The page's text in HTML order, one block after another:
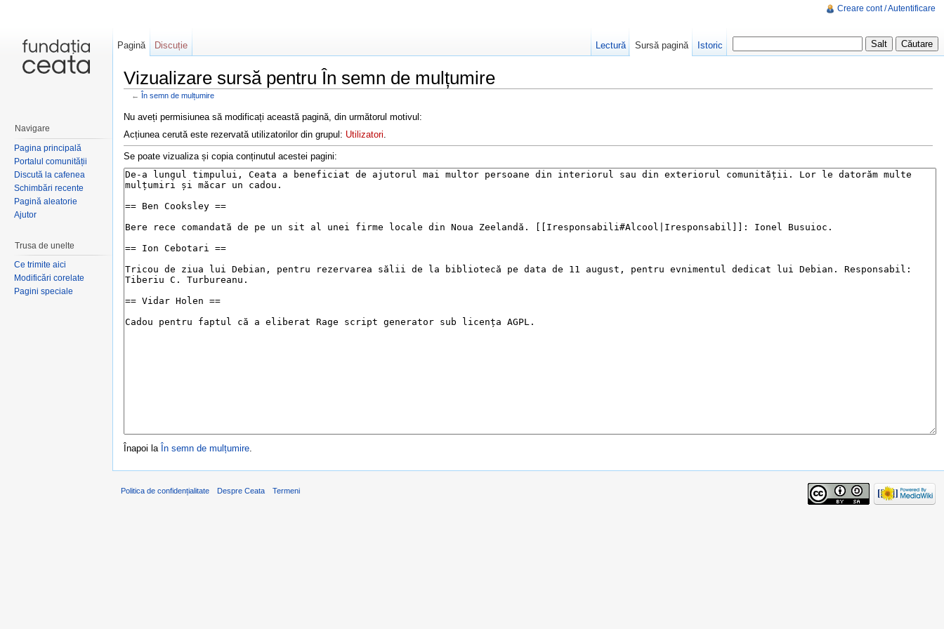
Vizualizare sursă pentru În semn de mulțumire
← În semn de mulțumire
,
Nu aveți permisiunea să modificați această pagină, din următorul motivul:
Acțiunea cerută este rezervată utilizatorilor din grupul: Utilizatori
Se poate vizualiza și copia conținutul acestei pagini:
Înapoi la În semn de mulțumire
Creare cont / Autentificare
Pagină Discuție Lectură Sursă pagină Istoric
Navigare
Pagina principală
Portalul comunității
Discută la cafenea
Schimbări recente
Pagină aleatorie
Ajutor
Trusa de unelte
Ce trimite aici
Modificări corelate
Pagini speciale
Politica de confidențialitate Despre Ceata Termeni